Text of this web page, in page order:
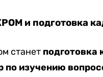
и подготовка
станет
изучению